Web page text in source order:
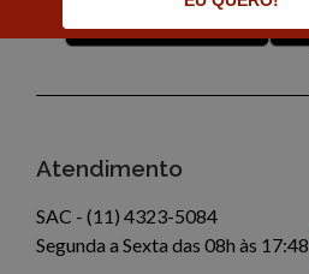
Atendimento
SAC - (11) 4323-5084
Segunda a Sexta das 08h às 17:48